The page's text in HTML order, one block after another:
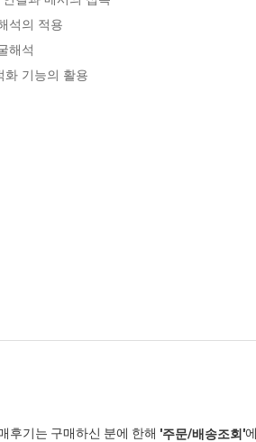
석의 적용
해석
화 기능의 활용
후기는 구매하신 분에 한해 '주문/배송조회'